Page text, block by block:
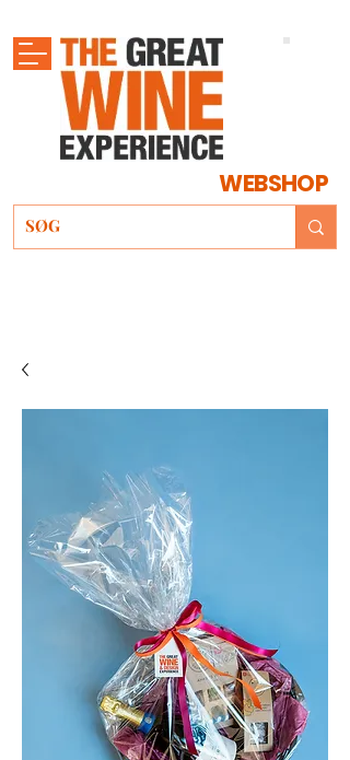
WEBSHOP